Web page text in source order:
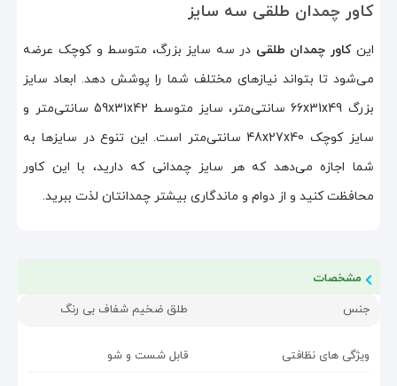
کاور چمدان طلقی سه سایز
اینکاور چمدان طلقی در سه سایز بزرگ، متوسط و کوچک عرضه
می‌شود تا بتواند نیازهای مختلف شما را پوشش دهد. ابعاد سایز
بزرگ 66x31x49 سانتی‌متر، سایز متوسط 59x31x42 سانتی‌متر و
سایز کوچک 48x27x40 سانتی‌متر است. این تنوع در سایزها به
شما اجازه می‌دهد که هر سایز چمدانی که دارید، با این کاور
محافظت کنید و از دوام و ماندگاری بیشتر چمدانتان لذت ببرید.
مشخصات
جنس
طلق ضخیم شفاف بی رنگ
ویژگی های نظافتی قابل شست و شو